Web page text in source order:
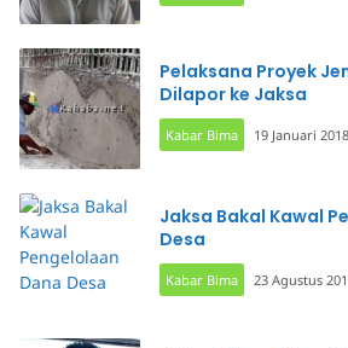
Pelaksana Proyek
Dilapor ke Jaksa
Kabar Bima 19 Januari 2018
Jaksa Bakal Kawal
Desa
Kabar Bima 23 Agustus